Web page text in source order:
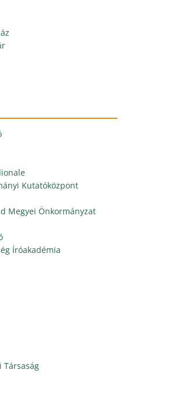
Kutatóközpont
Megyei Önkormányzat
Íróakadémia
Társaság